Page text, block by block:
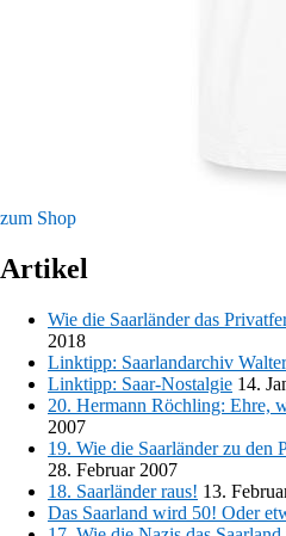
zum Shop
Artikel
Wie die Saarländer das
2018
Linktipp: Saarlandarchiv
Linktipp: Saar-Nostalgie 14.
20. Hermann Röchling: Ehre,
2007
19. Wie die Saarländer zu den
28. Februar 2007
18. Saarländer raus! 13.
Das Saarland wird 50! Oder